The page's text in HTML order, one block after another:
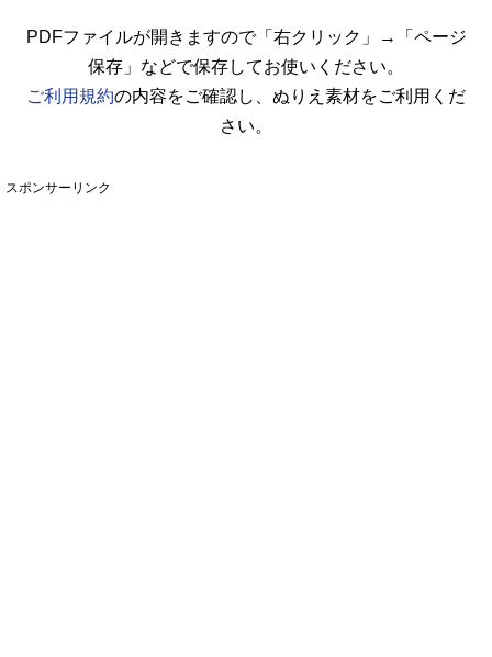
PDFファイルが開きますので「右クリック」→「ページ
保存」などで保存してお使いください。
ご利用規約の内容をご確認し、ぬりえ素材をご利用くだ
さい。
スポンサーリンク